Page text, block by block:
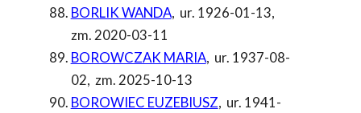
BORLIK WANDA, ur. 1926-01-13,
zm. 2020-03-11
BOROWCZAK MARIA, ur. 1937-08-
02, zm. 2025-10-13
BOROWIEC EUZEBIUSZ, ur. 1941-